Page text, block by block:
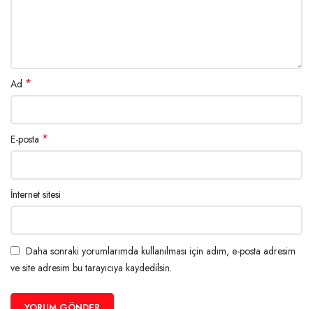
Ad *
E-posta *
İnternet sitesi
Daha sonraki yorumlarımda kullanılması için adım, e-posta adresim
ve site adresim bu tarayıcıya kaydedilsin.